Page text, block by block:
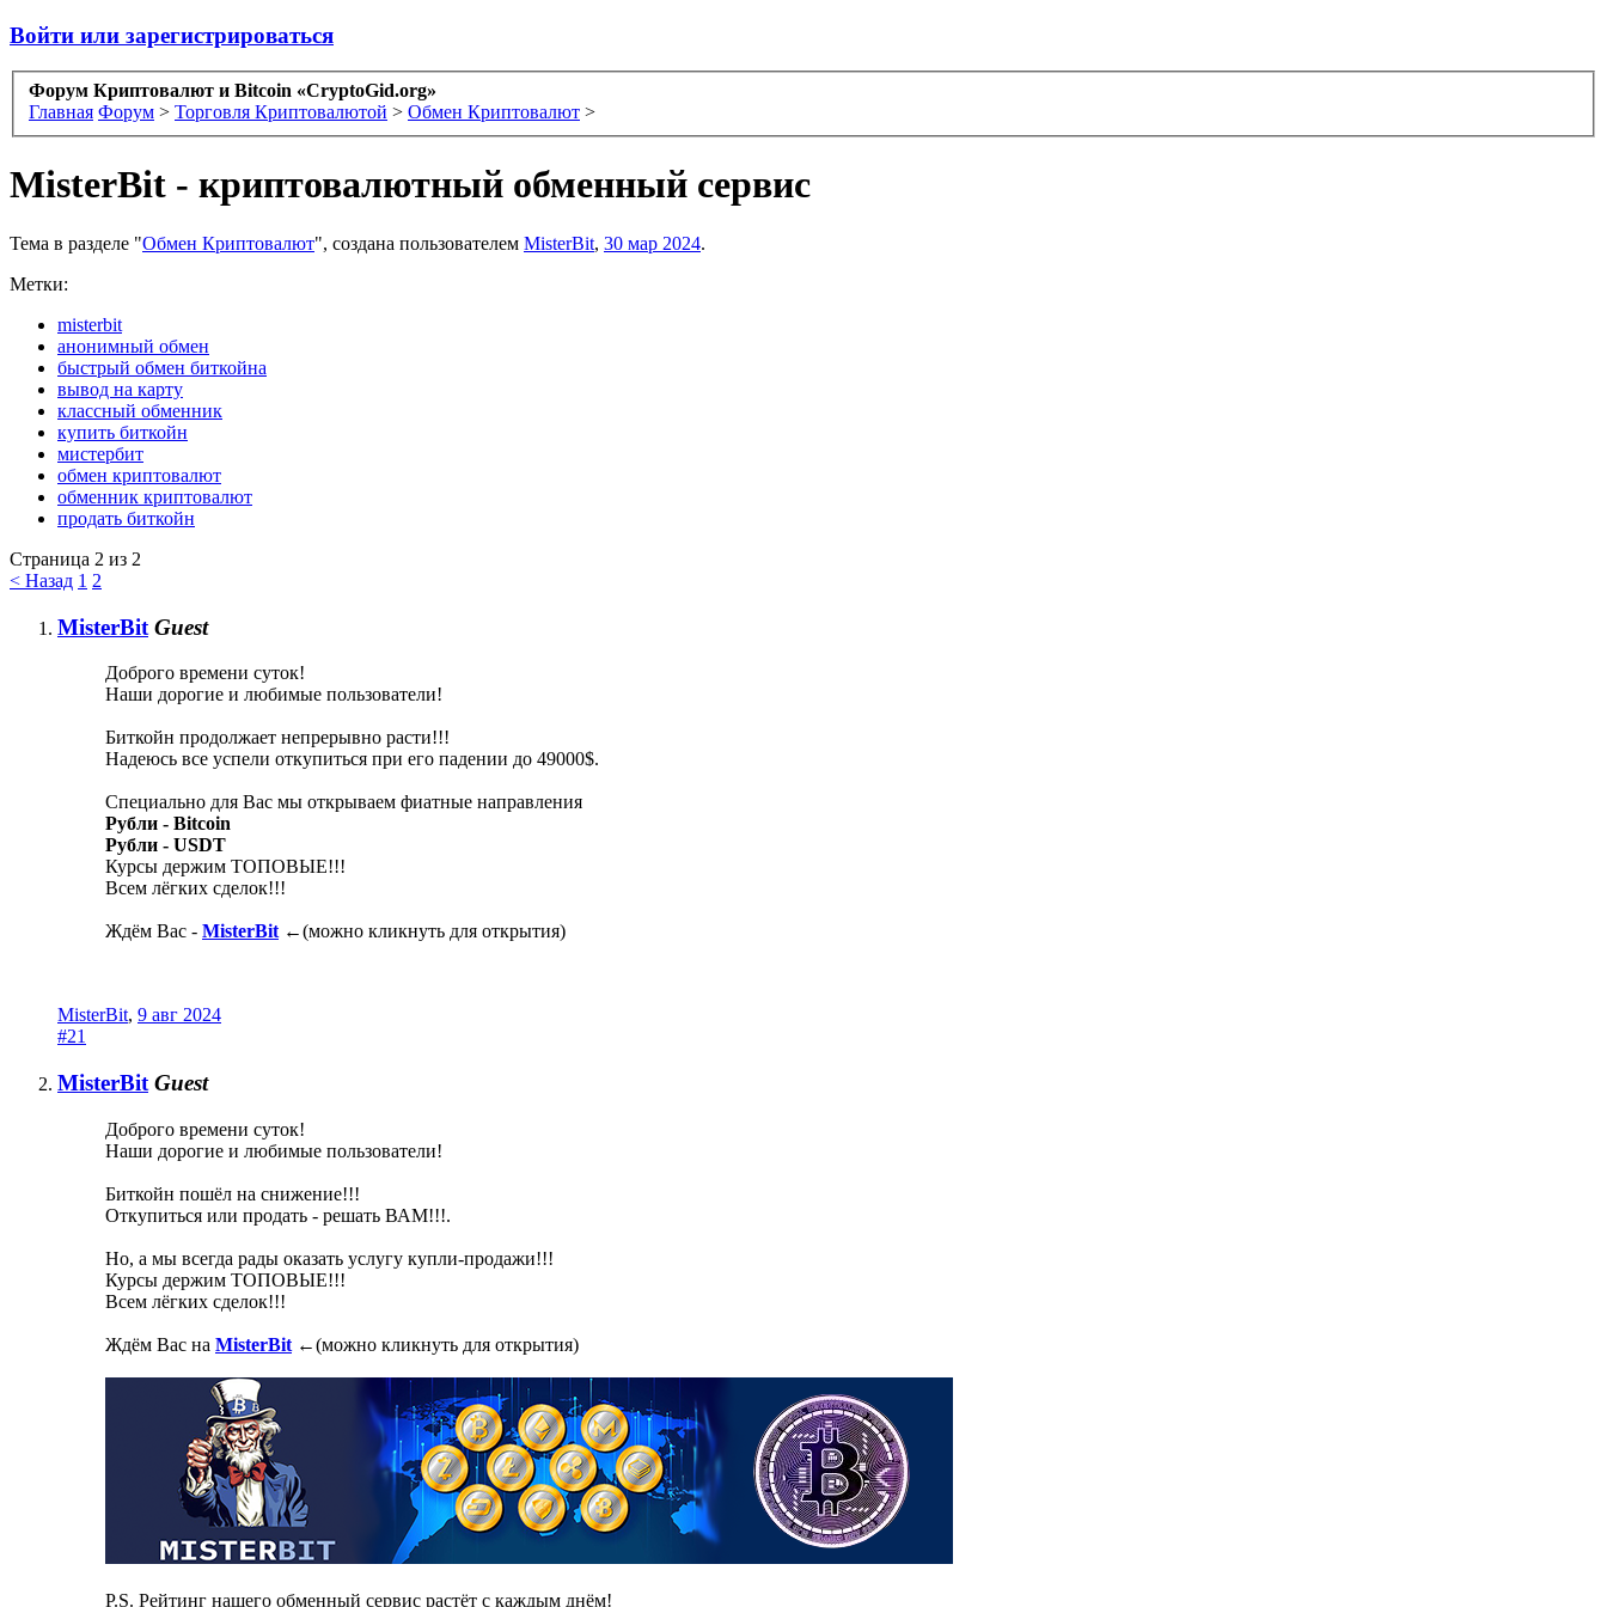
Войти или зарегистрироваться
Форум Криптовалют и Bitcoin «CryptoGid.org»
Главная Форум > Торговля Криптовалютой > Обмен Криптовалют >
MisterBit - криптовалютный обменный сервис
Тема в разделе "Обмен Криптовалют", создана пользователем MisterBit, 30 мар 2024.
Метки:
misterbit
анонимный обмен
быстрый обмен биткойна
вывод на карту
классный обменник
купить биткойн
мистербит
обмен криптовалют
обменник криптовалют
продать биткойн
Страница 2 из 2
< Назад 1 2
MisterBit Guest
Доброго времени суток!
Наши дорогие и любимые пользователи!
Биткойн продолжает непрерывно расти!!!
Надеюсь все успели откупиться при его падении до 49000$.
Специально для Вас мы открываем фиатные направления
Рубли - Bitcoin
Рубли - USDT
Курсы держим ТОПОВЫЕ!!!
Всем лёгких сделок!!!
Ждём Вас - MisterBit ←(можно кликнуть для открытия)
MisterBit, 9 авг 2024
#21
MisterBit Guest
Доброго времени суток!
Наши дорогие и любимые пользователи!
Биткойн пошёл на снижение!!!
Откупиться или продать - решать ВАМ!!!.
Но, а мы всегда рады оказать услугу купли-продажи!!!
Курсы держим ТОПОВЫЕ!!!
Всем лёгких сделок!!!
Ждём Вас на MisterBit ←(можно кликнуть для открытия)
P.S. Рейтинг нашего обменный сервис растёт с каждым днём!